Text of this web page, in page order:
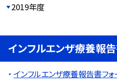
2019年度
インフルエンザ療養報
インフルエンザ療養報告書フォ